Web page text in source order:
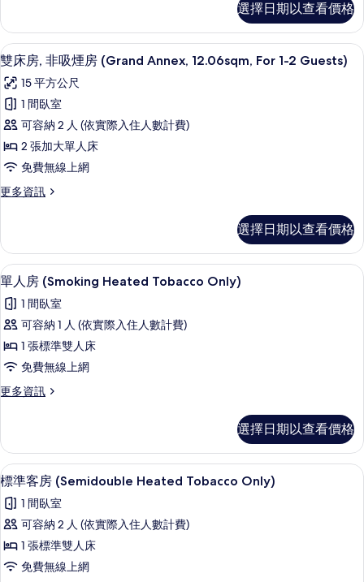
片
(Grand
Annex,
Small
Double,
1-
2
Guests)
的
所
有
非
吸
煙
(Grand
Annex,
Small
Double,
1-
2
Guests)
的
選擇日期以查看價格
顯
示
雙
床
房,
非
煙
(Grand
Annex,
12.06sqm,
For
1-
2
Guests)
的
所
片
雙床房, 非吸煙房 (Grand Annex,
4
雙床房, 非吸煙房 (Grand Annex, 12.06sqm, For 1-2 Guests)
15 平方公尺
1 間臥室
可容納 2 人 (依實際入住人數計費)
2 張加大單人床
免費無線上網
更多資訊
更
房,
非
吸
房
(Grand
12.06sqm,
For
2
情
選擇日期以查看價格
顯
示
單
人
房
(Smoking
Heated
的
所
有
相
片
1
單人房 (Smoking Heated Tobacco Only)
1 間臥室
可容納 1 人 (依實際入住人數計費)
1 張標準雙人床
免費無線上網
更多資訊
更
房
(Smoking
Heated
Only)
的
情
選擇日期以查看價格
顯
示
標
準
客
1
標準客房 (Semidouble Heated Tobacco Only)
1 間臥室
可容納 2 人 (依實際入住人數計費)
1 張標準雙人床
免費無線上網